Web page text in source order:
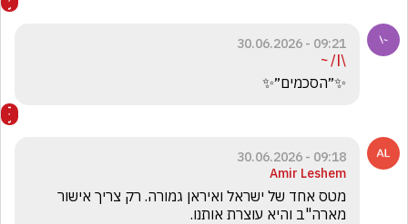
09:21 - 30.06.2026
\|/ ~
✨״הסכמים״✨
09:18 - 30.06.2026
Amir Leshem
מארה"ב והיא עוצרת אותנו.